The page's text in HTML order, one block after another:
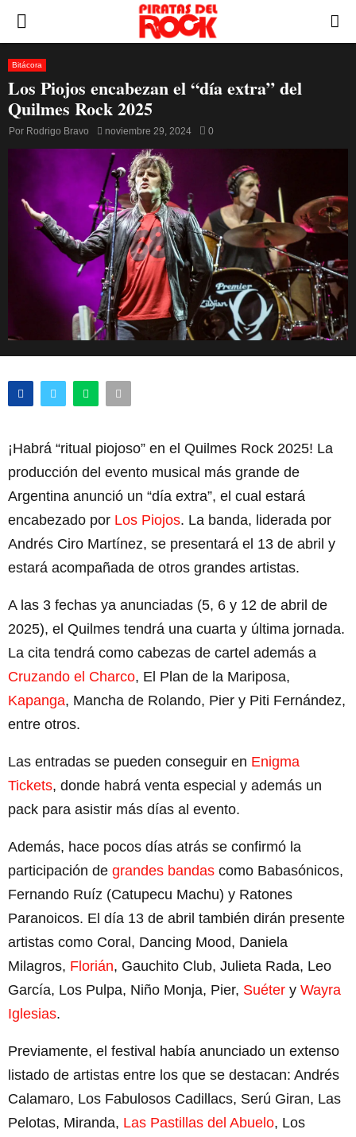
PRIMARY
MENU
Bitácora
Los Piojos encabezan el “día extra” del
Quilmes Rock 2025
Por Rodrigo Bravo noviembre 29, 2024 0
¡Habrá “ritual piojoso” en el Quilmes Rock 2025! La
producción del evento musical más grande de
Argentina anunció un “día extra”, el cual estará
encabezado por Los Piojos. La banda, liderada por
Andrés Ciro Martínez, se presentará el 13 de abril y
estará acompañada de otros grandes artistas.
A las 3 fechas ya anunciadas (5, 6 y 12 de abril de
2025), el Quilmes tendrá una cuarta y última jornada.
La cita tendrá como cabezas de cartel además a
Cruzando el Charco, El Plan de la Mariposa,
Kapanga, Mancha de Rolando, Pier y Piti Fernández,
entre otros.
Las entradas se pueden conseguir en Enigma
Tickets, donde habrá venta especial y además un
pack para asistir más días al evento.
Además, hace pocos días atrás se confirmó la
participación de grandes bandas como Babasónicos,
Fernando Ruíz (Catupecu Machu) y Ratones
Paranoicos. El día 13 de abril también dirán presente
artistas como Coral, Dancing Mood, Daniela
Milagros, Florián, Gauchito Club, Julieta Rada, Leo
García, Los Pulpa, Niño Monja, Pier, Suéter y Wayra
Iglesias.
Previamente, el festival había anunciado un extenso
listado de artistas entre los que se destacan: Andrés
Calamaro, Los Fabulosos Cadillacs, Serú Giran, Las
Pelotas, Miranda, Las Pastillas del Abuelo, Los